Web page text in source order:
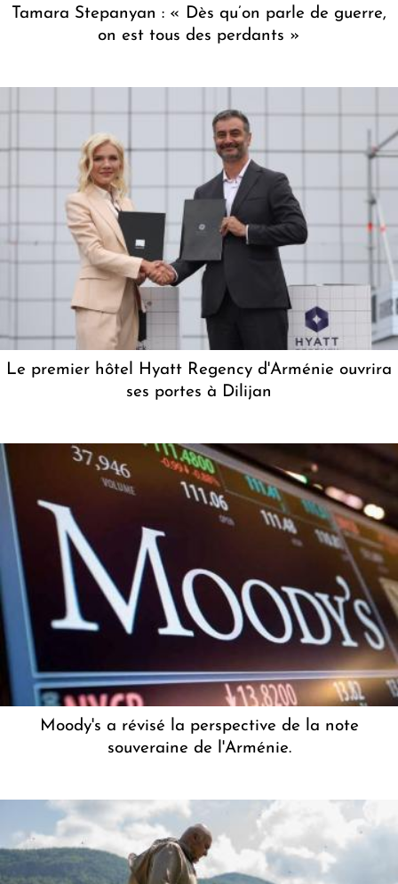
Tamara Stepanyan : « Dès qu’on parle de guerre,
on est tous des perdants »
Le premier hôtel Hyatt Regency d'Arménie ouvrira
ses portes à Dilijan
Moody's a révisé la perspective de la note
souveraine de l'Arménie.